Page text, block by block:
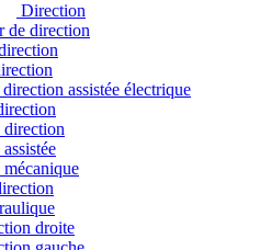
Direction
de direction
assistée électrique
direction
droite